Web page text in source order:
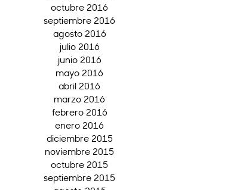
octubre 2016
septiembre 2016
agosto 2016
julio 2016
junio 2016
mayo 2016
abril 2016
marzo 2016
febrero 2016
enero 2016
diciembre 2015
noviembre 2015
octubre 2015
septiembre 2015